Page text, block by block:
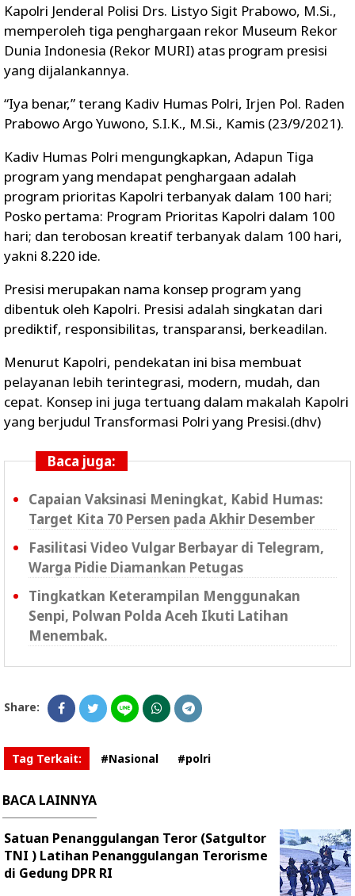
Kapolri Jenderal Polisi Drs. Listyo Sigit Prabowo, M.Si.,
memperoleh tiga penghargaan rekor Museum Rekor
Dunia Indonesia (Rekor MURI) atas program presisi
yang dijalankannya.
“Iya benar,” terang Kadiv Humas Polri, Irjen Pol. Raden
Prabowo Argo Yuwono, S.I.K., M.Si., Kamis (23/9/2021).
Kadiv Humas Polri mengungkapkan, Adapun Tiga
program yang mendapat penghargaan adalah
program prioritas Kapolri terbanyak dalam 100 hari;
Posko pertama: Program Prioritas Kapolri dalam 100
hari; dan terobosan kreatif terbanyak dalam 100 hari,
yakni 8.220 ide.
Presisi merupakan nama konsep program yang
dibentuk oleh Kapolri. Presisi adalah singkatan dari
prediktif, responsibilitas, transparansi, berkeadilan.
Menurut Kapolri, pendekatan ini bisa membuat
pelayanan lebih terintegrasi, modern, mudah, dan
cepat. Konsep ini juga tertuang dalam makalah Kapolri
yang berjudul Transformasi Polri yang Presisi.(dhv)
Baca juga:
Capaian Vaksinasi Meningkat, Kabid Humas:
Target Kita 70 Persen pada Akhir Desember
Fasilitasi Video Vulgar Berbayar di Telegram,
Warga Pidie Diamankan Petugas
Tingkatkan Keterampilan Menggunakan
Senpi, Polwan Polda Aceh Ikuti Latihan
Menembak.
Share:
Tag Terkait: #Nasional #polri
BACA LAINNYA
Satuan Penanggulangan Teror (Satgultor
TNI ) Latihan Penanggulangan Terorisme
di Gedung DPR RI